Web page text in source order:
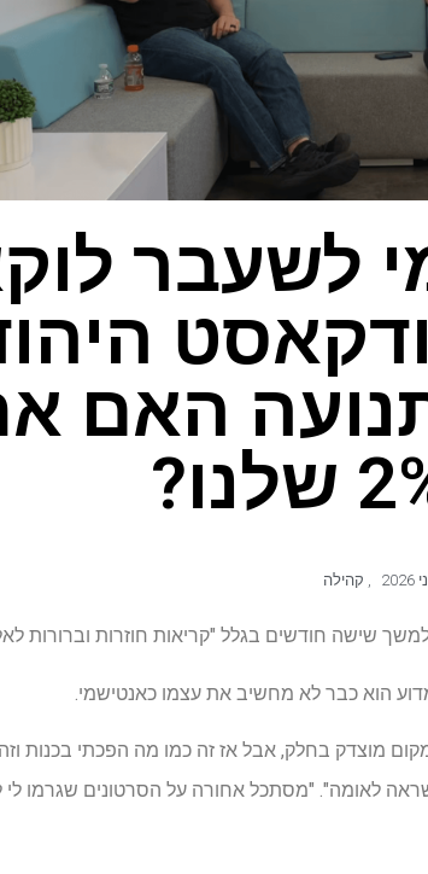
לשעבר
האם
, קהילה
מדוע הוא כבר לא מחשיב את עצמו כאנטישמי.
מוצדק בחלק, אבל אז זה כמו מה הפכתי בכנות וזה
לאומה". "מסתכל אחורה על הסרטונים שגרמו לי